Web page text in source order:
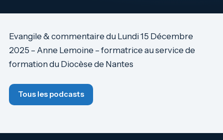
Evangile & commentaire du Lundi 15 Décembre
2025 – Anne Lemoine – formatrice au service de
formation du Diocèse de Nantes
Tous les podcasts